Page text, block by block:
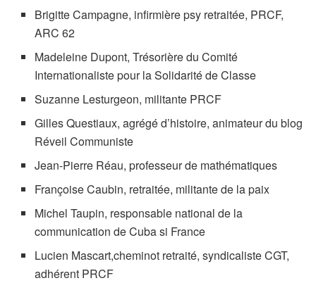
Brigitte Campagne, infirmière psy retraitée, PRCF,
ARC 62
Madeleine Dupont, Trésorière du Comité
Internationaliste pour la Solidarité de Classe
Suzanne Lesturgeon, militante PRCF
Gilles Questiaux, agrégé d’histoire, animateur du blog
Réveil Communiste
Jean-Pierre Réau, professeur de mathématiques
Françoise Caubin, retraitée, militante de la paix
Michel Taupin, responsable national de la
communication de Cuba si France
Lucien Mascart,cheminot retraité, syndicaliste CGT,
adhérent PRCF